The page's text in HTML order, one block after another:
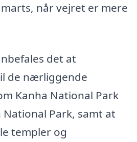
når vejret er mere
det at
de nærliggende
Kanha National Park
Park, samt at
templer og